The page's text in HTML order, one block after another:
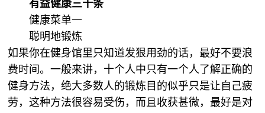
有益健康三十条
健康菜单一
聪明地锻炼
如果你在健身馆里只知道发狠用劲的话，最好不要浪
费时间。一般来讲，十个人中只有一个人了解正确的
健身方法，绝大多数人的锻炼目的似乎只是让自己疲
劳，这种方法很容易受伤，而且收获甚微，最好是对